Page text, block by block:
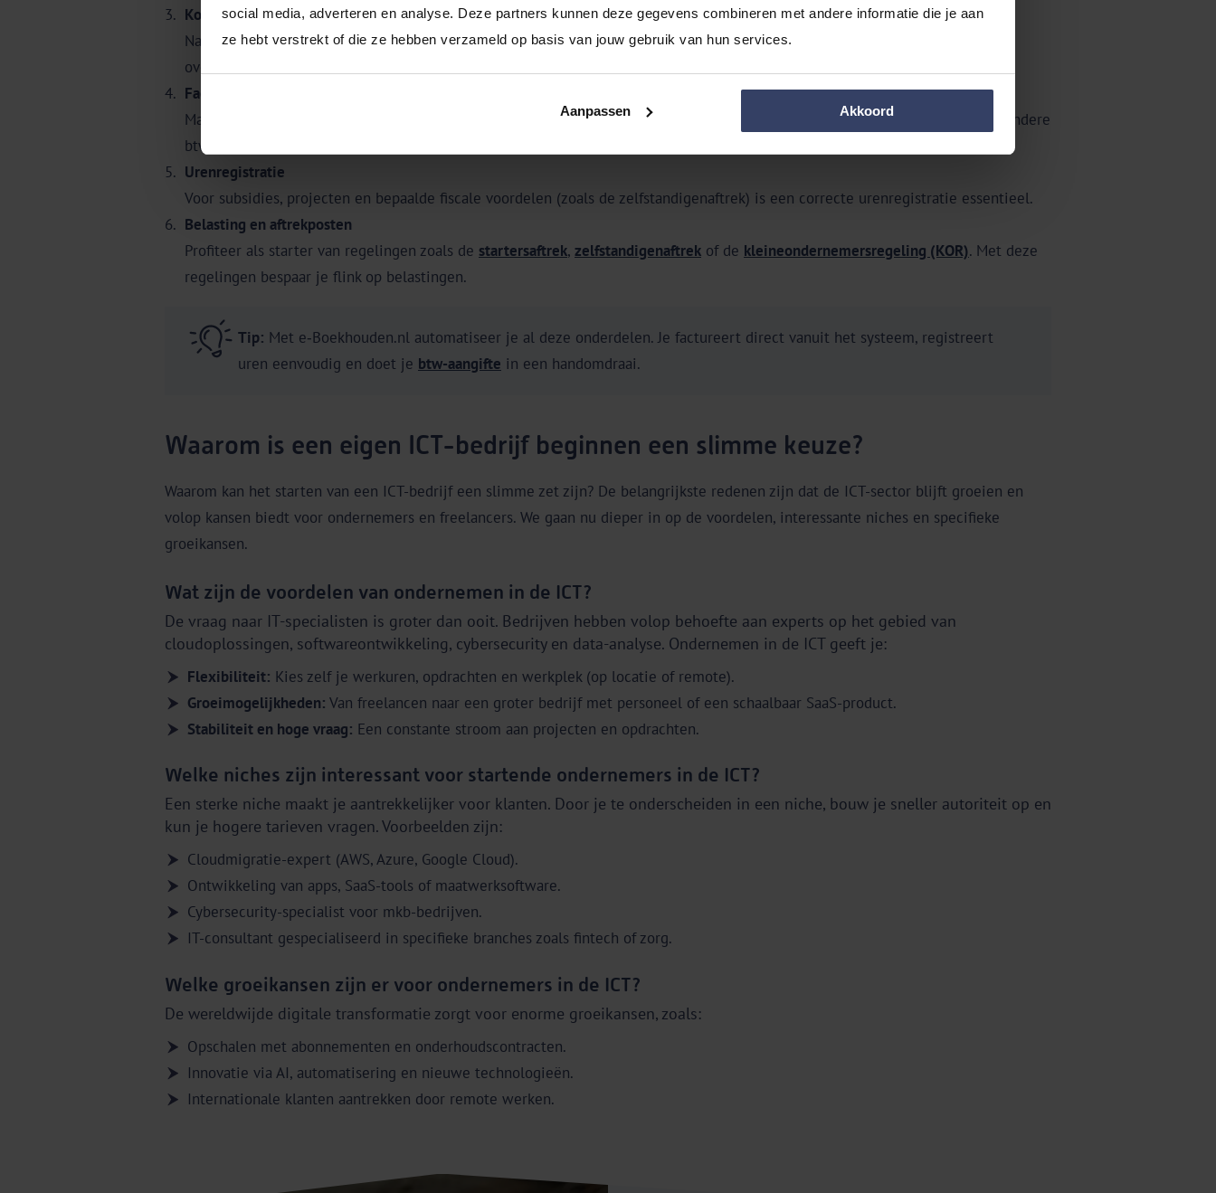
social media, adverteren en analyse. Deze partners kunnen deze gegevens combineren met andere informatie die je aan
ze hebt verstrekt of die ze hebben verzameld op basis van jouw gebruik van hun services.
Aanpassen Akkoord
Kostenoverzicht
Naast inkoop zijn er ook doorlopende kosten zoals verzekeringen, marketing, bedrijfspandkosten en opleidingen. Een helder
overzicht voorkomt verrassingen.
Facturatie en btw-aangifte
Maak
en neem de btw-regels in acht. Lever je diensten aan internationale klanten? Dan gelden soms andere
btw-verplichtingen.
Urenregistratie
Voor subsidies, projecten en bepaalde fiscale voordelen (zoals de zelfstandigenaftrek) is een correcte urenregistratie essentieel.
Belasting en aftrekposten
Profiteer als starter van regelingen zoals de startersaftrek, zelfstandigenaftrek of de kleineondernemersregeling (KOR). Met deze
regelingen bespaar je flink op belastingen.
Tip: Met e‑Boekhouden.nl automatiseer je al deze onderdelen. Je factureert direct vanuit het systeem, registreert
uren eenvoudig en doet je btw-aangifte in een handomdraai.
Waarom is een eigen ICT-bedrijf beginnen een slimme keuze?
Waarom kan het starten van een ICT-bedrijf een slimme zet zijn? De belangrijkste redenen zijn dat de ICT-sector blijft groeien en
volop kansen biedt voor ondernemers en freelancers. We gaan nu dieper in op de voordelen, interessante niches en specifieke
groeikansen.
Wat zijn de voordelen van ondernemen in de ICT?
De vraag naar IT-specialisten is groter dan ooit. Bedrijven hebben volop behoefte aan experts op het gebied van
cloudoplossingen, softwareontwikkeling, cybersecurity en data-analyse. Ondernemen in de ICT geeft je:
Flexibiliteit: Kies zelf je werkuren, opdrachten en werkplek (op locatie of remote).
Groeimogelijkheden: Van freelancen naar een groter bedrijf met personeel of een schaalbaar SaaS-product.
Stabiliteit en hoge vraag: Een constante stroom aan projecten en opdrachten.
Welke niches zijn interessant voor startende ondernemers in de ICT?
Een sterke niche maakt je aantrekkelijker voor klanten. Door je te onderscheiden in een niche, bouw je sneller autoriteit op en
kun je hogere tarieven vragen. Voorbeelden zijn:
Cloudmigratie-expert (AWS, Azure, Google Cloud).
Ontwikkeling van apps, SaaS-tools of maatwerksoftware.
Cybersecurity-specialist voor mkb-bedrijven.
IT-consultant gespecialiseerd in specifieke branches zoals fintech of zorg.
Welke groeikansen zijn er voor ondernemers in de ICT?
De wereldwijde digitale transformatie zorgt voor enorme groeikansen, zoals:
Opschalen met abonnementen en onderhoudscontracten.
Innovatie via AI, automatisering en nieuwe technologieën.
Internationale klanten aantrekken door remote werken.